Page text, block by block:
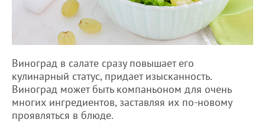
Виноград в салате сразу повышает его
кулинарный статус, придает изысканность.
Виноград может быть компаньоном для очень
многих ингредиентов, заставляя их по-новому
проявляться в блюде.